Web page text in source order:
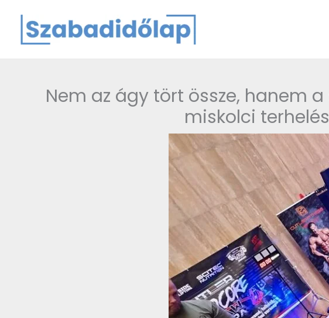
content
Nem az ágy tört össze, hanem
miskolci